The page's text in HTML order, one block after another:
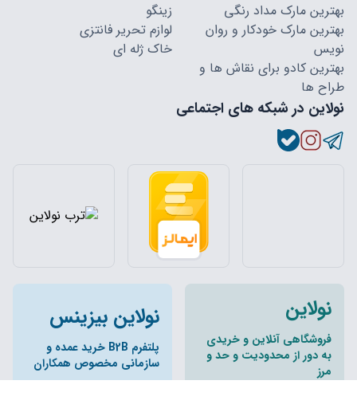
بهترین مارک مداد رنگی
بهترین مارک خودکار و روان
نویس
بهترین کادو برای نقاش ها و
طراح ها
زینگو
لوازم تحریر فانتزی
خاک ژله ای
نولاین در شبکه های اجتماعی
نولاین
فروشگاهی آنلاین و خریدی
به دور از محدودیت و حد و
مرز
نولاین بیزینس
پلتفرم B2B خرید عمده و
سازمانی مخصوص همکاران